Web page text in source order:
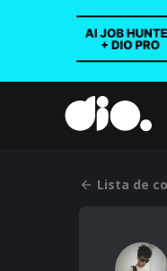
Lista de